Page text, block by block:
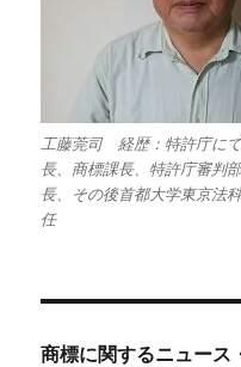
工藤莞司 経歴：特許庁に
長、商標課長、特許庁審判
長、その後首都大学東京法
任
商標に関するニュース